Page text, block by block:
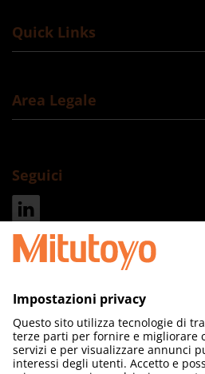
Quick Links
Area Legale
Seguici
Indirizzo
Mitutoyo Italiana S.r.l. a socio unico
Corso Europa 7